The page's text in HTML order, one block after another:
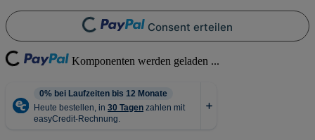
Loading... Consent erteilen
Loading... Komponenten werden geladen ...